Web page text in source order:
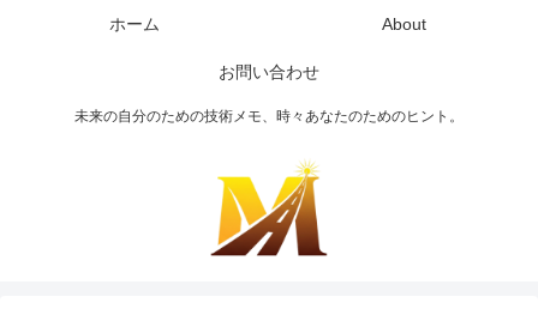
未来の自分のための技術メモ、時々あなたのためのヒント。
ホーム About
お問い合わせ